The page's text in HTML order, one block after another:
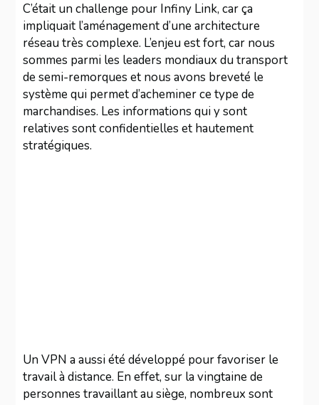
C’était un challenge pour Infiny Link, car ça
impliquait l’aménagement d’une architecture
réseau très complexe. L’enjeu est fort, car nous
sommes parmi les leaders mondiaux du transport
de semi-remorques et nous avons breveté le
système qui permet d’acheminer ce type de
marchandises. Les informations qui y sont
relatives sont confidentielles et hautement
stratégiques.
Un VPN a aussi été développé pour favoriser le
travail à distance. En effet, sur la vingtaine de
personnes travaillant au siège, nombreux sont